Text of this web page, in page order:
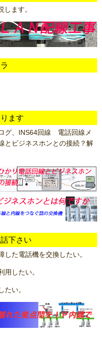
ます。
ます
グ、INS64回線 電話回線メ
とビジネスホンとの接続？解
下さい
た電話機を交換したい。
用したい。
たい。